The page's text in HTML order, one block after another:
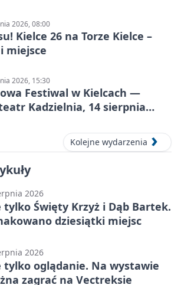
2026, 08:00
Kielce 26 na Torze Kielce –
miejsce
2026, 15:30
Festiwal w Kielcach —
Kadzielnia, 14 sierpnia
Kolejne wydarzenia
2026
tylko Święty Krzyż i Dąb Bartek.
dziesiątki miejsc
2026
tylko oglądanie. Na wystawie
zagrać na Vectreksie